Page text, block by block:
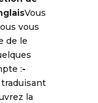
Vous
vous
de le
:-
la